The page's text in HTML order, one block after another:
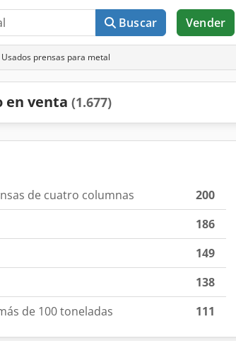
Buscar Vender
Usados prensas para metal
en venta (1.677)
de cuatro columnas
200
186
149
138
de 100 toneladas
111